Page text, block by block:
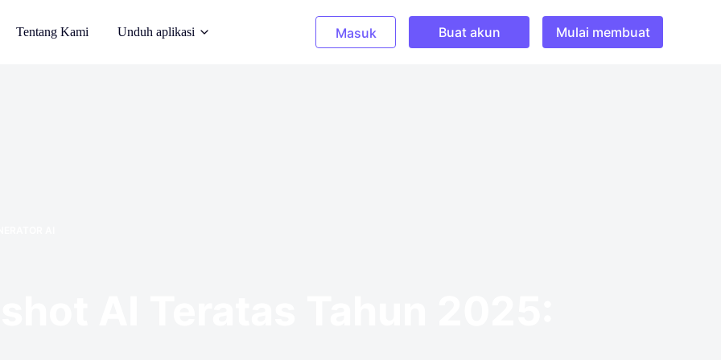
Tentang Kami Unduh aplikasi Masuk Buat akun Mulai membuat